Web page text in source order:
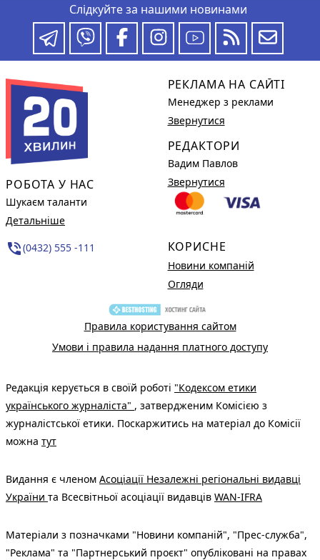
Слідкуйте за нашими новинами
РОБОТА У НАС
Шукаєм таланти
Детальніше
phone_in_talk(0432) 555 -111
РЕКЛАМА НА САЙТІ
Менеджер з реклами
Звернутися
РЕДАКТОРИ
Вадим Павлов
Звернутися
КОРИСНЕ
Новини компаній
Огляди
Правила користування сайтом
Умови і правила надання платного доступу
Редакція керується в своїй роботі "Кодексом етики
українського журналіста" , затвердженим Комісією з
журналістської етики. Поскаржитись на матеріал до Комісії
можна тут
Видання є членом Асоціації Незалежні регіональні видавці
України та Всесвітньої асоціації видавців WAN-IFRA
Матеріали з позначками "Новини компаній", "Прес-служба",
"Реклама" та "Партнерський проєкт" опубліковані на правах